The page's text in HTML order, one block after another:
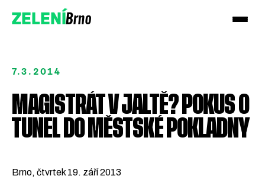
ZELENÍBrno
Podpořte nás darem
7.3.2014
MAGISTRÁT V JALTĚ? POKUS O
TUNEL DO MĚSTSKÉ POKLADNY
Brno, čtvrtek 19. září 2013